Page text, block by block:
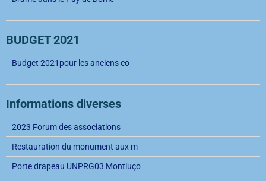
BUDGET 2021
Budget 2021pour les anciens co
Informations diverses
2023 Forum des associations
Restauration du monument aux m
Porte drapeau UNPRG03 Montluço